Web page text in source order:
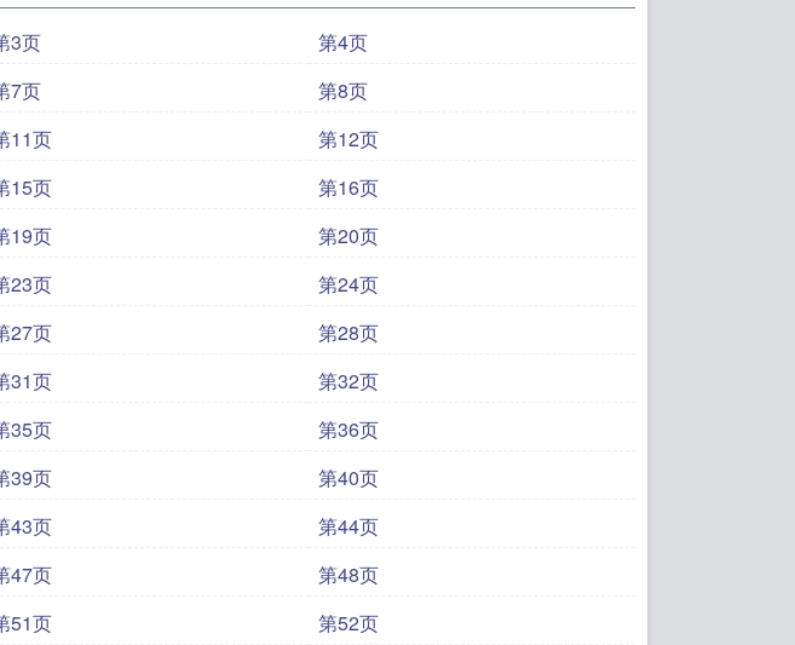
3页
第4页
7页
第8页
11页
第12页
15页
第16页
19页
第20页
23页
第24页
27页
第28页
31页
第32页
35页
第36页
39页
第40页
43页
第44页
47页
第48页
51页
第52页